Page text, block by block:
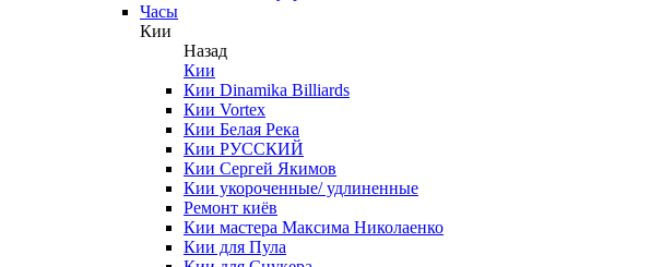
Часы
Кии
Назад
Кии
Кии Dinamika Billiards
Кии Vortex
Кии Белая Река
Кии РУССКИЙ
Кии Сергей Якимов
Кии укороченные/ удлиненные
Ремонт киёв
Кии мастера Максима Николаенко
Кии для Пула